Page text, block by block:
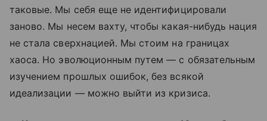
таковые. Мы себя еще не идентифицировали
заново. Мы несем вахту, чтобы какая-нибудь нация
не стала сверхнацией. Мы стоим на границах
хаоса. Но эволюционным путем — с обязательным
изучением прошлых ошибок, без всякой
идеализации — можно выйти из кризиса.